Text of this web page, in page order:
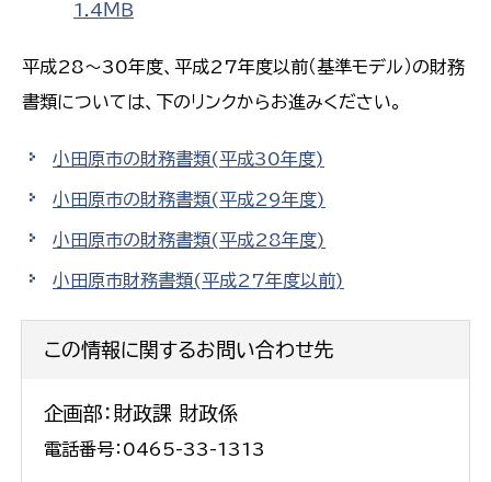
1.4ＭＢ
平成28～30年度、平成27年度以前（基準モデル）の財務
書類については、下のリンクからお進みください。
小田原市の財務書類(平成30年度)
小田原市の財務書類(平成29年度)
小田原市の財務書類(平成28年度)
小田原市財務書類(平成27年度以前)
この情報に関するお問い合わせ先
企画部：財政課 財政係
電話番号：0465-33-1313